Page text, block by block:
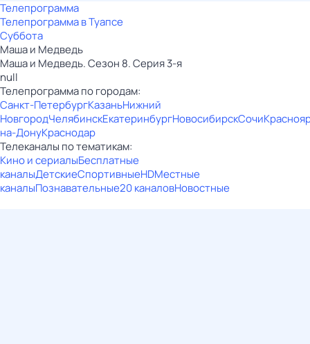
Телепрограмма
Телепрограмма в Туапсе
Суббота
Маша и Медведь
Маша и Медведь. Сезон 8. Серия 3-я
null
Телепрограмма по городам:
Санкт-ПетербургКазаньНижний
НовгородЧелябинскЕкатеринбургНовосибирскСочи
на-ДонуКраснодар
Телеканалы по тематикам:
Кино и сериалыБесплатные
каналыДетскиеСпортивныеHDМестные
каналыПознавательные20 каналовНовостные